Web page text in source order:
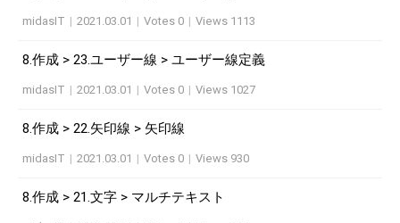
midasIT | 2021.03.01 | Votes 0 | Views 1113
8.作成 > 23.ユーザー線 > ユーザー線定義
midasIT | 2021.03.01 | Votes 0 | Views 1027
8.作成 > 22.矢印線 > 矢印線
midasIT | 2021.03.01 | Votes 0 | Views 930
8.作成 > 21.文字 > マルチテキスト